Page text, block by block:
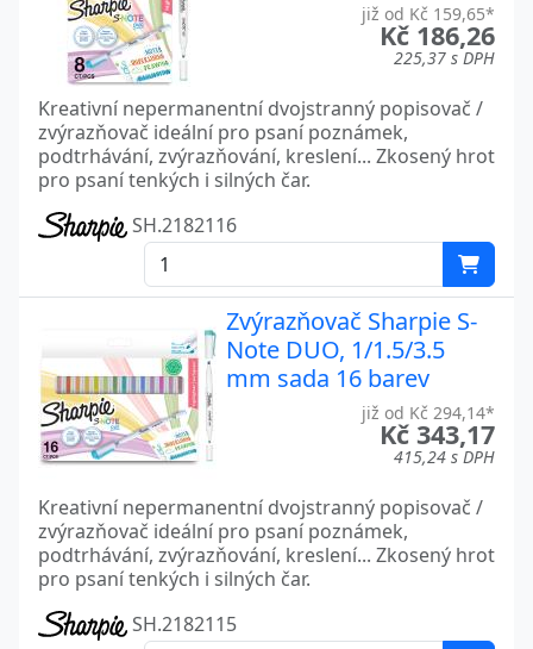
již od Kč 159,65*
Kč 186,26
225,37 s DPH
Kreativní nepermanentní dvojstranný popisovač /
zvýrazňovač ideální pro psaní poznámek,
podtrhávání, zvýrazňování, kreslení... Zkosený hrot
pro psaní tenkých i silných čar.
SH.2182116
Zvýrazňovač Sharpie S-
Note DUO, 1/1.5/3.5
mm sada 16 barev
již od Kč 294,14*
Kč 343,17
415,24 s DPH
Kreativní nepermanentní dvojstranný popisovač /
zvýrazňovač ideální pro psaní poznámek,
podtrhávání, zvýrazňování, kreslení... Zkosený hrot
pro psaní tenkých i silných čar.
SH.2182115